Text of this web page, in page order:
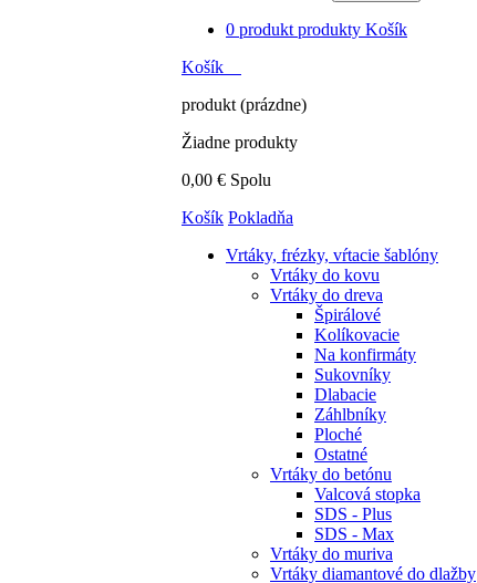
0 produkt produkty Košík
Košík
produkt (prázdne)
Žiadne produkty
0,00 € Spolu
Košík Pokladňa
Vrtáky, frézky, vŕtacie šablóny
Vrtáky do kovu
Vrtáky do dreva
Špirálové
Kolíkovacie
Na konfirmáty
Sukovníky
Dlabacie
Záhlbníky
Ploché
Ostatné
Vrtáky do betónu
Valcová stopka
SDS - Plus
SDS - Max
Vrtáky do muriva
Vrtáky diamantové do dlažby